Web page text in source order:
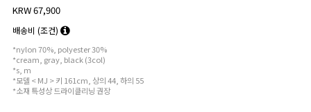
KRW 67,900
배송비 (조건)
*nylon 70%, polyester 30%
*cream, gray, black (3col)
*s, m
*모델 < MJ > 키 161cm, 상의 44, 하의 55
*소재 특성상 드라이클리닝 권장